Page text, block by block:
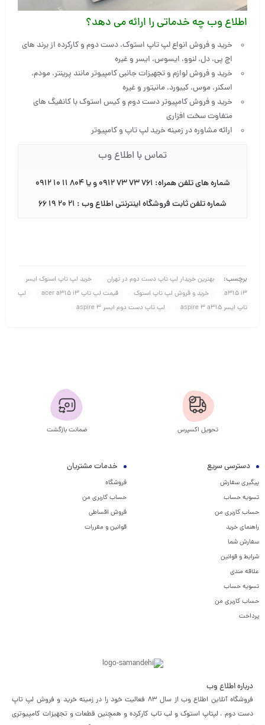
اطلاع وب چه خدماتی را ارائه می دهد؟
خرید و فروش انواع لپ تاپ استوک، دست دوم و کارکرده از برند های
اچ پی، دل، لنوو، ایسوس، ایسر و غیره
خرید و فروش لوازم و تجهیزات جانبی کامپیوتر مانند پرینتر، مودم،
اسکنر، موس، کیبورد، مانیتور و غیره
خرید و فروش کامپیوتر دست دوم و کیس استوک با کانفیگ های
متفاوت سخت افزاری
ارائه مشاوره در زمینه خرید لپ تاپ و کامپیوتر
تماس با اطلاع وب
شماره های تلفن همراه: ۷۶۱ ۷۳ ۷۳ ۰۹۱۲ و یا ۸۰۴ ۱۱ ۱۰ ۰۹۱۲
شماره تلفن ثابت فروشگاه اینترنتی اطلاع وب : ۲۱ ۲۰ ۱۹ ۶۶
برچسب: بهترین خریدار لپ تاپ دست دوم در تهران
خرید لپ تاپ استوک ایسر
a315 i3
خرید و فروش لپ تاپ استوک قیمت لپ تاپ acer a315 i3
لپ
تاپ ایسر aspire 3 a315
لپ تاپ دست دوم ایسر aspire 3
تحویل اکسپرس ضمانت بازگشت
دسترسی سریع
پیگیری سفارش
تسویه حساب
حساب کاربری من
راهنمای خرید
سفارش شما
شرایط و قوانین
علاقه مندی
تسویه حساب
حساب کاربری من
پرداخت
خدمات مشتریان
فروشگاه
حساب کاربری من
فروش اقساطی
قوانین و مقررات
درباره اطلاع وب
فروشگاه آنلاین اطلاع وب از سال 83 فعالیت خود را در زمینه خرید و فروش لپ تاپ
دست دوم ، لپتاپ استوک و لب تاب کارکرده و همچنین قطعات و تجهیزات کامپیوتری